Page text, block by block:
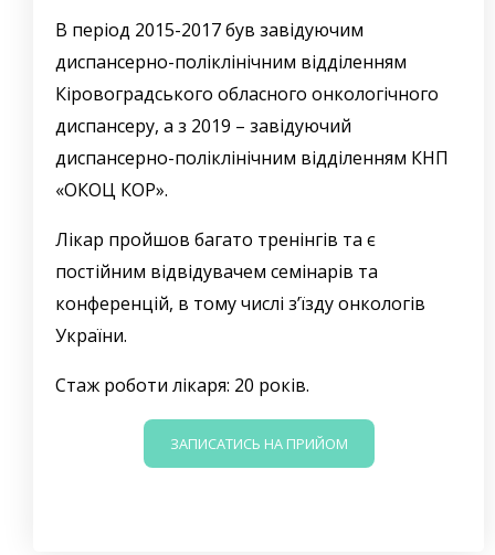
В період 2015-2017 був завідуючим
диспансерно-поліклінічним відділенням
Кіровоградського обласного онкологічного
диспансеру, а з 2019 – завідуючий
диспансерно-поліклінічним відділенням КНП
«ОКОЦ КОР».
Лікар пройшов багато тренінгів та є
постійним відвідувачем семінарів та
конференцій, в тому числі з’їзду онкологів
України.
Стаж роботи лікаря: 20 років.
ЗАПИСАТИСЬ НА ПРИЙОМ